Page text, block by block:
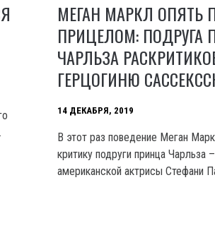
МЕГАН МАРКЛ ОПЯТЬ
ПРИЦЕЛОМ: ПОДРУГА
ЧАРЛЬЗА
ГЕРЦОГИНЮ
14 ДЕКАБРЯ, 2019
В этот раз поведение Меган
критику подруги принца Чарльза –
американской актрисы Стефани